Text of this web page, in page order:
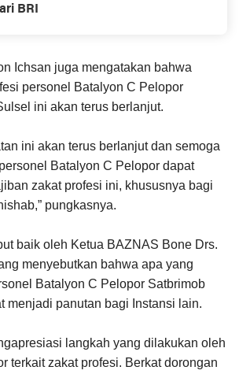
BRI
Ichsan juga mengatakan bahwa
personel Batalyon C Pelopor
ini akan terus berlanjut.
ini akan terus berlanjut dan semoga
Batalyon C Pelopor dapat
zakat profesi ini, khususnya bagi
pungkasnya.
baik oleh Ketua BAZNAS Bone Drs.
menyebutkan bahwa apa yang
Batalyon C Pelopor Satbrimob
menjadi panutan bagi Instansi lain.
langkah yang dilakukan oleh
terkait zakat profesi. Berkat dorongan